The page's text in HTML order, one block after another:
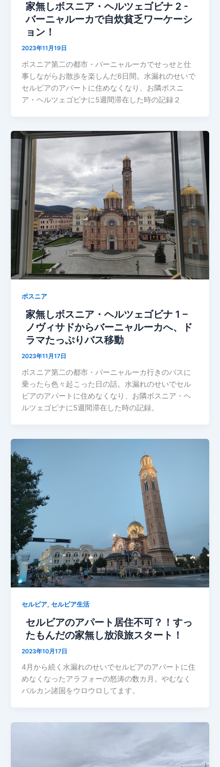
家無しボスニア・ヘルツェゴビナ 2 -
バーニャルーカで自炊貧乏ワーケーシ
ョン！
2023年11月19日
ボスニア第二の都市・バーニャルーカでせっせと仕
事しながらお散歩を楽しんだ6日間。水漏れのせいで
セルビアのアパートに住めなくなり、お隣ボスニ
ア・ヘルツェゴビナに5週間滞在した時の記録２
ボスニア
家無しボスニア・ヘルツェゴビナ 1 –
ノヴィサドからバーニャルーカへ、ド
ラマたっぷりバス移動
2023年11月17日
ボスニア第二の都市・バーニャルーカ行きのバスに
乗ったら色々起こった日の話。水漏れのせいでセル
ビアのアパートに住めなくなり、お隣ボスニア・ヘ
ルツェゴビナに5週間滞在した時の記録。
セルビア,セルビア生活
セルビアのアパート居住不可？！すっ
たもんだの家無し放浪旅スタート！
2023年10月17日
4月から続く水漏れのせいでセルビアのアパートに住
めなくなったアラフォーの怒涛の数カ月。やむなく
バルカン諸国をウロウロしてます。